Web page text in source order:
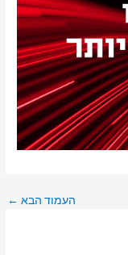
העמוד הבא ←